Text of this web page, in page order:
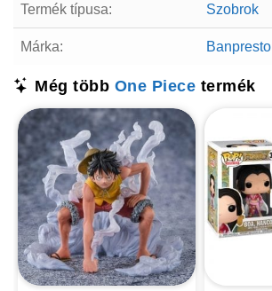
Termék típusa: Szobrok
Márka: Banpresto
Még több One Piece termék